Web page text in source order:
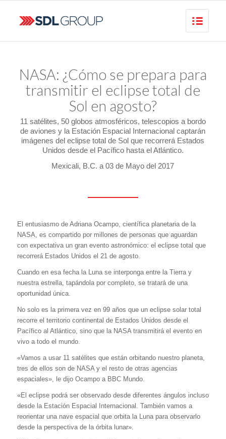
NASA: ¿Cómo se prepara para
transmitir el eclipse total de
Sol en agosto?
11 satélites, 50 globos atmosféricos, telescopios a bordo
de aviones y la Estación Espacial Internacional captarán
imágenes del eclipse total de Sol que recorrerá Estados
Unidos desde el Pacífico hasta el Atlántico.
Mexicali, B.C. a 03 de Mayo del 2017
El entusiasmo de Adriana Ocampo, científica planetaria de la
NASA, es compartido por millones de personas que aguardan
con expectativa un gran evento astronómico: el eclipse total que
recorrerá Estados Unidos el 21 de agosto.
Cuando en esa fecha la Luna se interponga entre la Tierra y
nuestra estrella, tapándola por completo, se tratará de una
oportunidad única.
No solo es la primera vez en 99 años que un eclipse solar total
recorre el territorio continental de Estados Unidos desde el
Pacífico al Atlántico, sino que la NASA transmitirá el evento en
vivo a todo el mundo.
«Vamos a usar 11 satélites que están orbitando nuestro planeta,
tres de ellos son de NASA y el resto de otras agencias
espaciales», le dijo Ocampo a BBC Mundo.
«El eclipse podrá ser observado desde diferentes ángulos incluso
desde la Estación Espacial Internacional. También vamos a
reorientar una nave espacial que orbita la Luna para observarlo
desde la perspectiva de la órbita lunar».